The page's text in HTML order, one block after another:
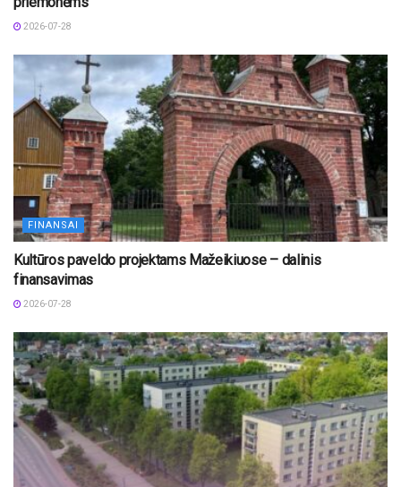
2026-07-28
FINANSAI
Kultūros paveldo projektams Mažeikiuose – dalinis
finansavimas
2026-07-28